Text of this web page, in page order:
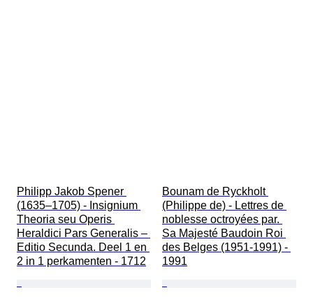
Philipp Jakob Spener
(1635–1705) - Insignium
Theoria seu Operis
Heraldici Pars Generalis –
Editio Secunda. Deel 1 en
2 in 1 perkamenten - 1712
Bounam de Ryckholt
(Philippe de) - Lettres de
noblesse octroyées par.
Sa Majesté Baudoin Roi
des Belges (1951-1991) -
1991